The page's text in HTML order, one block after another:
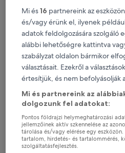
Díjmentes lemondási
a terveid
Szerezz jutalmakat
éjszakája után
Spórolj többet a
Nézd meg az árakat
Mi és16 partnereink az
és/vagy érünk el, ilyenek
adatok feldolgozására szolgáló
alábbi lehetőségre kattintva
szabályzat oldalon bármikor
választásait. Ezekről a
értesítjük, és nem befolyásolják
Mi és partnereink az
dolgozunk fel adatokat:
Pontos földrajzi helymeghatározási
jellemzőinek aktív szkennelése az
tárolása és/vagy elérése egy
tartalom, hirdetés- és tartalommérés,
szolgáltatásfejlesztés.